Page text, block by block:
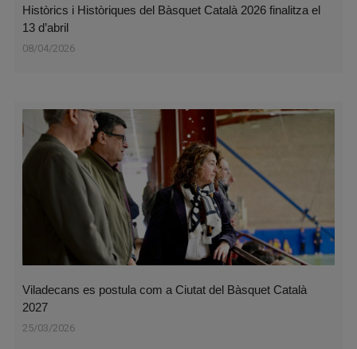
Històrics i Històriques del Bàsquet Català 2026 finalitza el
13 d’abril
08/04/2026
Viladecans es postula com a Ciutat del Bàsquet Català
2027
25/03/2026